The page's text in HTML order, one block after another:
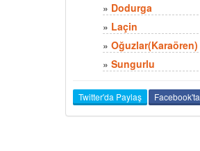
» Dodurga
» Laçin
» Oğuzlar(Karaören)
» Sungurlu
Twitter'da Paylaş